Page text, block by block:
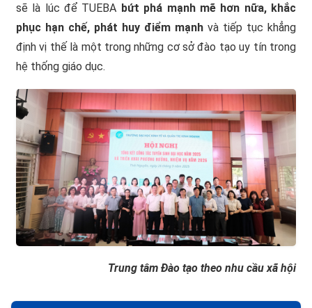
sẽ là lúc để TUEBA bứt phá mạnh mẽ hơn nữa, khắc
phục hạn chế, phát huy điểm mạnh và tiếp tục khẳng
định vị thế là một trong những cơ sở đào tạo uy tín trong
hệ thống giáo dục.
Trung tâm Đào tạo theo nhu cầu xã hội